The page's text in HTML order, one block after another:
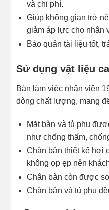
và chi phí.
Giúp không gian trở
giảm áp lực cho nhân
Bảo quản tài liệu tốt,
Sử dụng vật liệu
Bàn làm việc nhân viên
dòng chất lượng, mang
Mặt bàn và tủ phụ
như chống thấm,
Chân bàn thiết kế hơi
không ọp ẹp nên
Chân bàn còn được
Chân bàn và tủ phụ